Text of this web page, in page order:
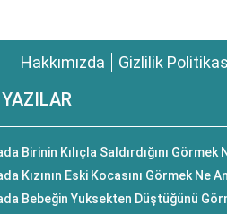
Hakkımızda Gizlilik
Birinin Kılıçla Saldırdığını Görmek
Kızının Eski Kocasını Görmek Ne
Bebeğin Yuksekten Düştüğünü